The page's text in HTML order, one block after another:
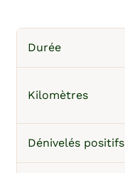
Durée
Kilomètres
Dénivelés positifs